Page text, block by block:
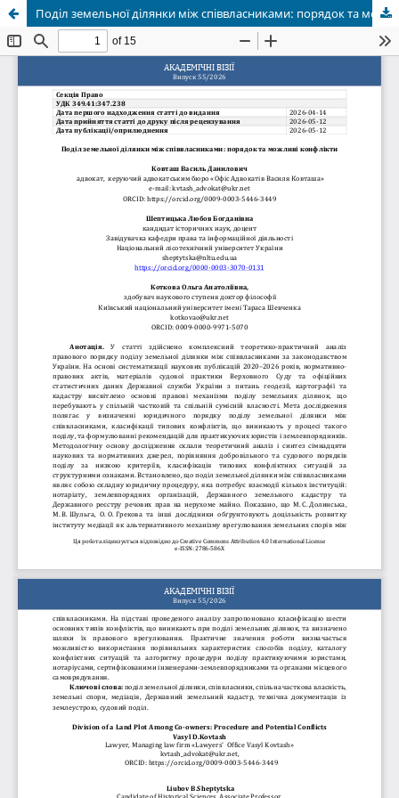
Поділ земельної ділянки між співвласниками: порядок та можливі конфлікти